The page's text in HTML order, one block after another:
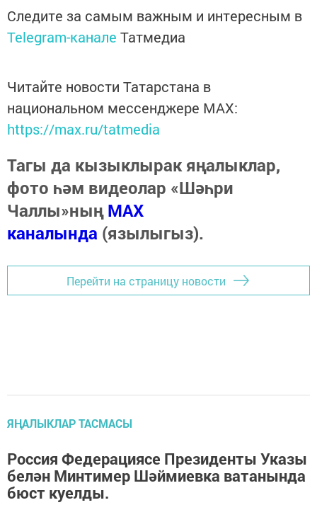
Следите за самым важным и интересным в
Telegram-канале Татмедиа
Читайте новости Татарстана в
национальном мессенджере MАХ:
https://max.ru/tatmedia
Тагы да кызыклырак яңалыклар,
фото һәм видеолар «Шәһри
Чаллы»ныңMAX
каналында (язылыгыз).
Перейти на страницу новости
ЯҢАЛЫКЛАР ТАСМАСЫ
Россия Федерациясе Президенты Указы
белән Минтимер Шәймиевка ватанында
бюст куелды.